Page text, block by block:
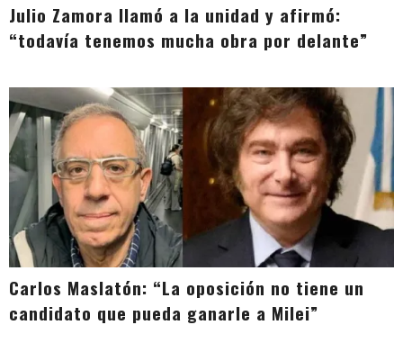
Julio Zamora llamó a la unidad y afirmó:
“todavía tenemos mucha obra por delante”
Carlos Maslatón: “La oposición no tiene un
candidato que pueda ganarle a Milei”